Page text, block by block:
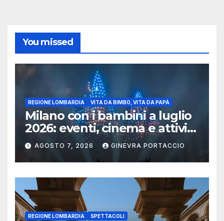
You missed
REGIONE LOMBARDIA VITA DA BIMBO, VITA DA PAPÀ
Milano con i bambini a luglio
2026: eventi, cinema e attività
per famiglie
AGOSTO 7, 2026 GINEVRA PORTACCIO
REGIONE LOMBARDIA SPETTACOLI